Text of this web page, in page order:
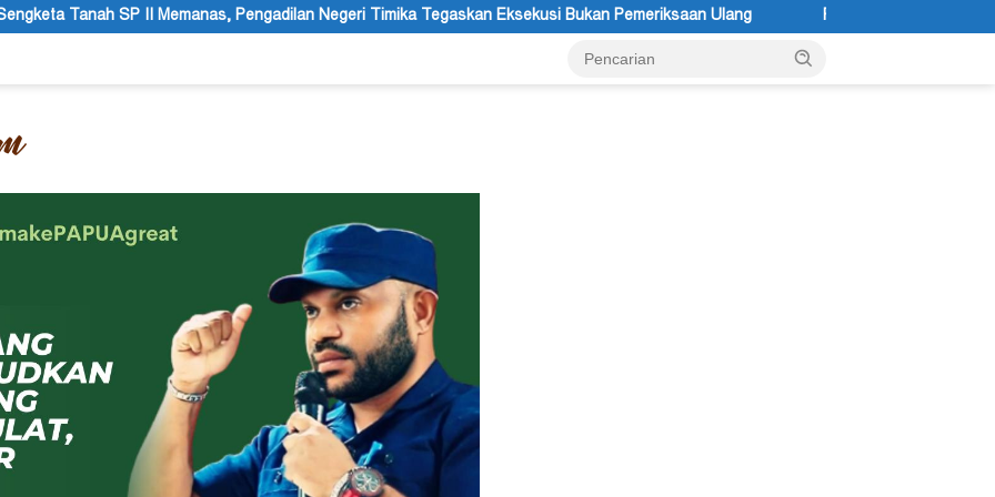
Pengadilan Negeri Timika Tegaskan Eksekusi Bukan Pemeriksaan Ulang Festival Budaya Lembah Baliem Resmi Dibuka,